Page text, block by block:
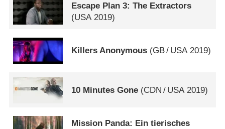
Escape Plan 3: The Extractors
(USA 2019)
Killers Anonymous (GB/ USA2019)
10 Minutes Gone (CDN / USA 2019)
Mission Panda: Ein tierisches